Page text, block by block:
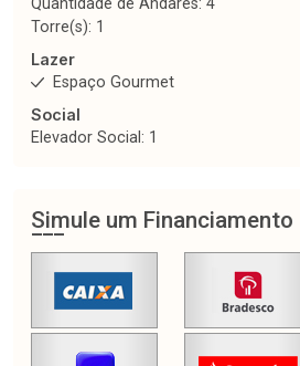
Quantidade de Andares: 4
Torre(s): 1
Lazer
Espaço Gourmet
Social
Elevador Social: 1
Simule um Financiamento